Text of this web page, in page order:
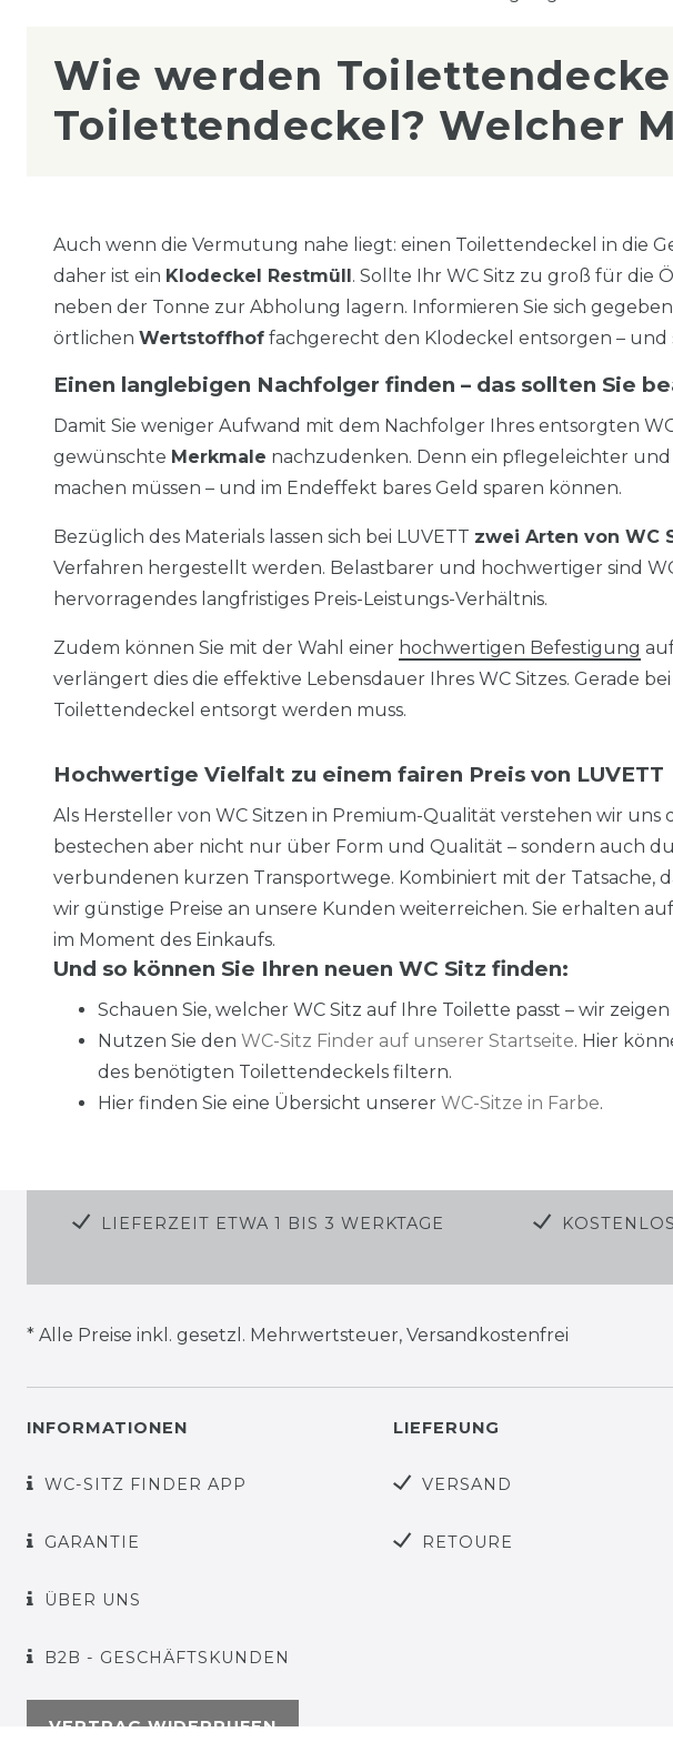
Wie werden
Toilettendeckel? Welcher
Auch wenn die Vermutung nahe liegt: einen Toilettendeckel in die
daher ist ein Klodeckel Restmüll. Sollte Ihr WC Sitz zu groß für die
neben der Tonne zur Abholung lagern. Informieren Sie sich
örtlichen Wertstoffhof fachgerecht den Klodeckel entsorgen – und
Einen langlebigen Nachfolger finden – das sollten Sie
Damit Sie weniger Aufwand mit dem Nachfolger Ihres entsorgten
gewünschte Merkmale nachzudenken. Denn ein pflegeleichter
machen müssen – und im Endeffekt bares Geld sparen können.
Bezüglich des Materials lassen sich bei LUVETT zwei Arten von WC
Verfahren hergestellt werden. Belastbarer und hochwertiger sind
hervorragendes langfristiges Preis-Leistungs-Verhältnis.
Zudem können Sie mit der Wahl einer hochwertigen Befestigung
verlängert dies die effektive Lebensdauer Ihres WC Sitzes. Gerade
Toilettendeckel entsorgt werden muss.
Hochwertige Vielfalt zu einem fairen Preis von LUVETT
Als Hersteller von WC Sitzen in Premium-Qualität verstehen wir
bestechen aber nicht nur über Form und Qualität – sondern auch
verbundenen kurzen Transportwege. Kombiniert mit der Tatsache,
wir günstige Preise an unsere Kunden weiterreichen. Sie erhalten
im Moment des Einkaufs.
Und so können Sie Ihren neuen WC Sitz finden:
Schauen Sie, welcher WC Sitz auf Ihre Toilette passt – wir
Nutzen Sie den WC-Sitz Finder auf unserer Startseite. Hier
des benötigten Toilettendeckels filtern.
Hier finden Sie eine Übersicht unserer WC-Sitze in Farbe.
LIEFERZEIT ETWA 1 BIS 3 WERKTAGE
* Alle Preise inkl. gesetzl. Mehrwertsteuer, Versandkostenfrei
INFORMATIONEN
WC-SITZ FINDER APP
GARANTIE
ÜBER UNS
B2B - GESCHÄFTSKUNDEN
VERTRAG WIDERRUFEN
LIEFERUNG
VERSAND
RETOURE